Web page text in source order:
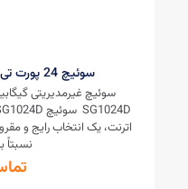
سوئیچ 24 پورت تی پی لینک TL-SG1024D
اترنت، یک انتخاب رایج و
نسبتاً